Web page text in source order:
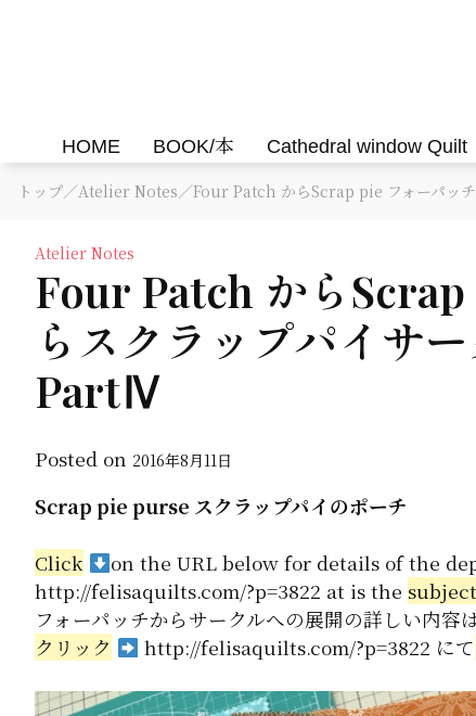
HOME BOOK/本 Cathedral window Quilt
トップ／Atelier Notes／Four Patch からScrap pie フォーパッ
Atelier Notes
Four Patch から
らスクラップパイサー
PartⅣ
Posted on 2016年8月11日
Scrap pie purse スクラップパイのポーチ
Click
on the URL below for details of the
http://felisaquilts.com/?p=3822 at is the
フォーパッチからサークルへの展開の詳しい内容
クリック
http://felisaquilts.com/?p=3822 にて